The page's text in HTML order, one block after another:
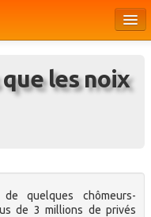
quelques chômeurs-
de 3 millions de privés